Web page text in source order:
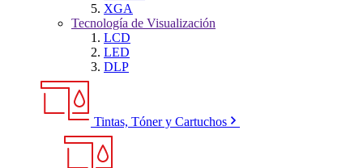
XGA
Tecnología de Visualización
LCD
LED
DLP
Tintas, Tóner y Cartuchos